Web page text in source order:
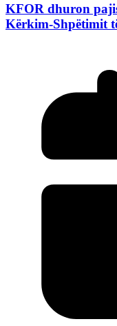
KFOR dhuron
Kërkim-Shpëtimit